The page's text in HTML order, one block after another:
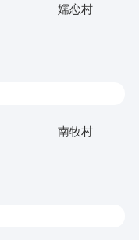
嬬恋村
南牧村